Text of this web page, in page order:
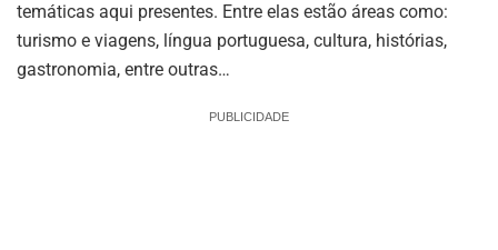
temáticas aqui presentes. Entre elas estão áreas como:
turismo e viagens, língua portuguesa, cultura, histórias,
gastronomia, entre outras…
PUBLICIDADE